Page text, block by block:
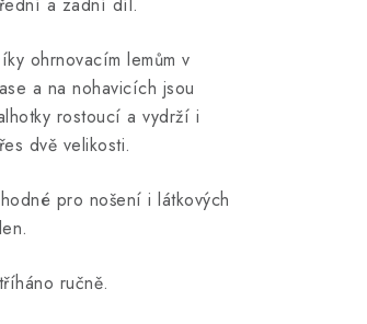
ohrnovacím lemům v
a na nohavicích jsou
rostoucí a vydrží i
dvě velikosti.
pro nošení i látkových
ručně.